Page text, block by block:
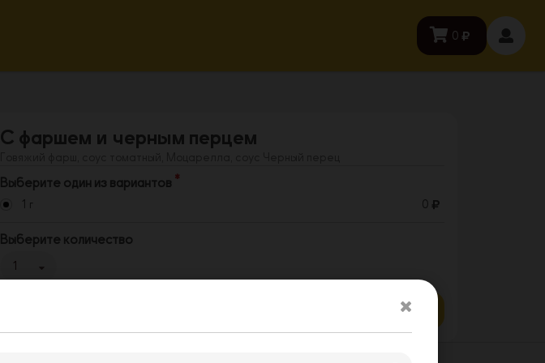
0
С фаршем и черным перцем
Выберите один из вариантов
1 г 0
Выберите количество
1